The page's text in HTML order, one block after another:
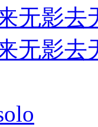
无影去
无影去